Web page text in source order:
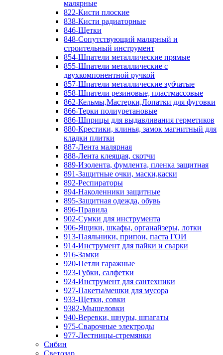
малярные
822-Кисти плоские
838-Кисти радиаторные
846-Щетки
848-Сопутствующий малярный и
строительный инструмент
854-Шпатели металлические прямые
855-Шпатели металлические с
двухкомпонентной ручкой
857-Шпатели металлические зубчатые
858-Шпатели резиновые, пластмассовые
862-Кельмы,Мастерки,Лопатки для фуговки
866-Терки полиуретановые
886-Шприцы для выдавливания герметиков
880-Крестики, клинья, замок магнитный для
кладки плитки
887-Лента малярная
888-Лента клеящая, скотчи
889-Изолента, фумлента, пленка защитная
891-Защитные очки, маски,каски
892-Респираторы
894-Наколенники защитные
895-Защитная одежда, обувь
896-Правила
902-Сумки для инструмента
906-Ящики, шкафы, органайзеры, лотки
913-Паяльники, припои, паста ГОИ
914-Инструмент для пайки и сварки
916-Замки
920-Петли гаражные
923-Губки, салфетки
924-Инструмент для сантехники
927-Пакеты/мешки для мусора
933-Щетки, совки
9382-Мышеловки
940-Веревки, шнуры, шпагаты
975-Сварочные электроды
977-Лестницы-стремянки
Сибин
Светозар